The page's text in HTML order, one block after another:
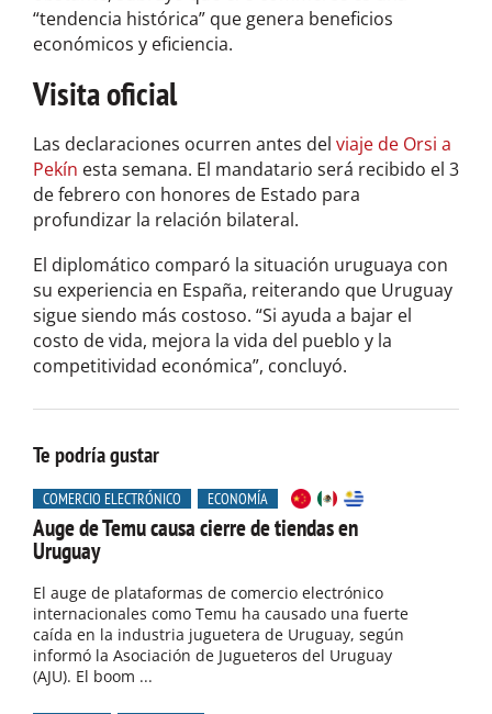
“tendencia histórica” que genera beneficios
económicos y eficiencia.
Visita oficial
Las declaraciones ocurren antes del viaje de Orsi a
Pekín esta semana. El mandatario será recibido el 3
de febrero con honores de Estado para
profundizar la relación bilateral.
El diplomático comparó la situación uruguaya con
su experiencia en España, reiterando que Uruguay
sigue siendo más costoso. “Si ayuda a bajar el
costo de vida, mejora la vida del pueblo y la
competitividad económica”, concluyó.
Te podría gustar
COMERCIO ELECTRÓNICO ECONOMÍA
Auge de Temu causa cierre de tiendas en
Uruguay
El auge de plataformas de comercio electrónico
internacionales como Temu ha causado una fuerte
caída en la industria juguetera de Uruguay, según
informó la Asociación de Jugueteros del Uruguay
(AJU). El boom ...